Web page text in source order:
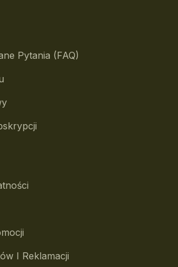
Pytania (FAQ)
I Reklamacji